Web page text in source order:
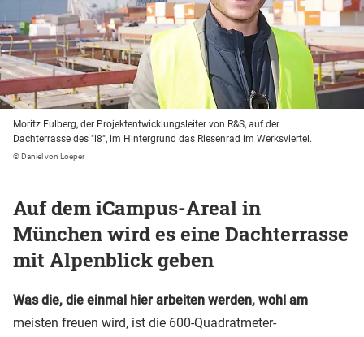
Moritz Eulberg, der Projektentwicklungsleiter von R&S, auf der
Dachterrasse des "i8", im Hintergrund das Riesenrad im Werksviertel.
© Daniel von Loeper
Auf dem iCampus-Areal in
München wird es eine Dachterrasse
mit Alpenblick geben
Was die, die einmal hier arbeiten werden, wohl am
meisten freuen wird, ist die 600-Quadratmeter-